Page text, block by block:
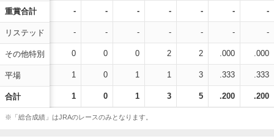
重賞合計
リステッド
その他特別
平場
合計
- - - - - - -
- - - - - - -
0 0 0 2 2 .000 .000
1 0 1 1 3 .333 .333
1 0 1 3 5 .200 .200
※「総合成績」はJRAのレースのみとなります。